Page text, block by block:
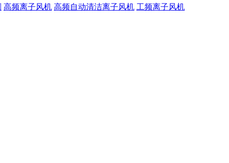
高频离子风机 高频自动清洁离子风机 工频离子风机